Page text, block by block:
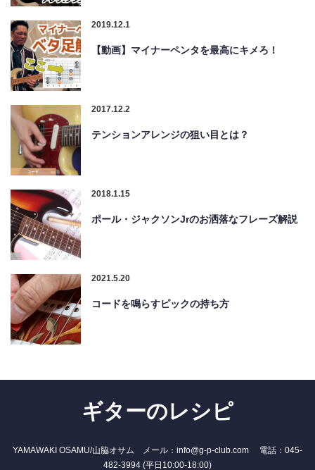
2019.12.1
【動画】マイナーペンタを最高にキメろ！
2017.12.2
テンションアレンジの狙い目とは？
2018.1.15
ポール・ジャクソンJrのお洒落なフレーズ解説
2021.5.20
コードを鳴らすピックの持ち方
ギターのレシピ
YAMAWAKI OSAMU/山脇オサム メール：info@g-p-club.com 電話：045-
482-3994 (平日10:00-18:00)